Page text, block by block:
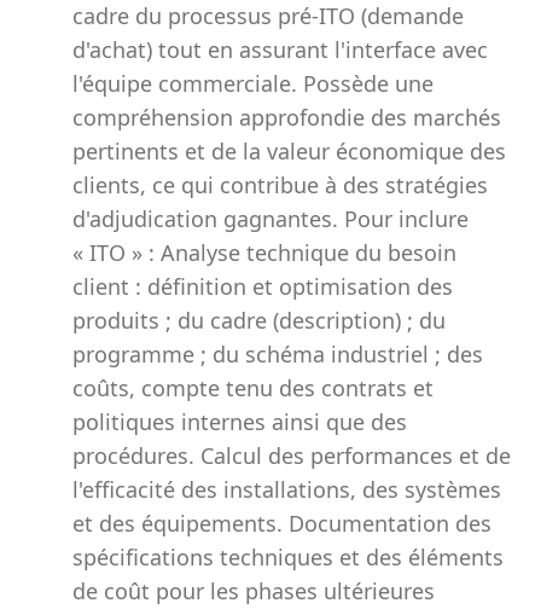
cadre du processus pré-ITO (demande
d'achat) tout en assurant l'interface avec
l'équipe commerciale. Possède une
compréhension approfondie des marchés
pertinents et de la valeur économique des
clients, ce qui contribue à des stratégies
d'adjudication gagnantes. Pour inclure
« ITO » : Analyse technique du besoin
client : définition et optimisation des
produits ; du cadre (description) ; du
programme ; du schéma industriel ; des
coûts, compte tenu des contrats et
politiques internes ainsi que des
procédures. Calcul des performances et de
l'efficacité des installations, des systèmes
et des équipements. Documentation des
spécifications techniques et des éléments
de coût pour les phases ultérieures